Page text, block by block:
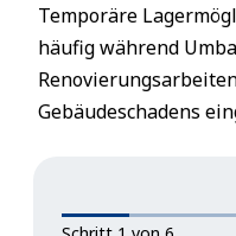
Temporäre
häufig während
Gebäudeschadens